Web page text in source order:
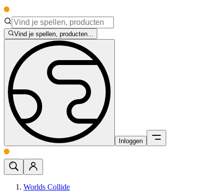
Vind je spellen, producten...
Inloggen
Worlds Collide